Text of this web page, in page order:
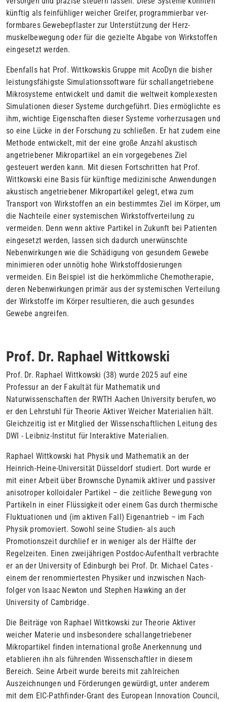
künftig als feinfühliger wei­cher Greifer, program­mierbar ver­
formbares Gewebepflaster zur Un­terstützung der Herz­
muskelbewe­gung oder für die gezielte Abgabe von Wirkstoffen
ein­gesetzt wer­den.
Ebenfalls hat Prof. Wittkowskis Gruppe mit AcoDyn die bisher
leis­tungsfähigste Simulationssoftware für schallangetriebene
Mikrosys­teme entwi­ckelt und damit die weltweit komplexesten
Simulationen dieser Systeme durchge­führt. Dies ermöglichte es
ihm, wichtige Ei­genschaften die­ser Sys­teme vorherzusagen und
so eine Lücke in der Forschung zu schlie­ßen. Er hat zudem eine
Methode entwickelt, mit der eine große An­zahl akustisch
angetriebener Mikropartikel an ein vorgegebe­nes Ziel
gesteuert werden kann. Mit diesen Fortschritten hat Prof.
Wittkowski eine Basis für künftige medizinische Anwen­dungen
akustisch angetriebener Mikropartikel gelegt, etwa zum
Transport von Wirkstoffen an ein bestimmtes Ziel im Körper, um
die Nachteile einer systemischen Wirkstoffverteilung zu
vermeiden. Denn wenn aktive Partikel in Zukunft bei Patienten
eingesetzt wer­den, lassen sich dadurch unerwünschte
Nebenwirkungen wie die Schädigung von gesundem Gewebe
minimieren oder unnötig hohe Wirkstoffdo­sierungen
vermeiden. Ein Beispiel ist die herkömmliche Chemothe­rapie,
deren Nebenwirkungen primär aus der systemischen Verteilung
der Wirkstoffe im Körper resultieren, die auch gesundes
Gewebe angreifen.
Prof. Dr. Raphael Wittkowski
Prof. Dr. Raphael Wittkowski (38) wurde 2025 auf eine
Professur an der Fakultät für Mathematik und
Naturwissenschaften der RWTH Aachen University be­rufen, wo
er den Lehrstuhl für Theorie Aktiver Weicher Materialien hält.
Gleichzeitig ist er Mitglied der Wissen­schaftlichen Leitung des
DWI - Leibniz-Institut für Interaktive Ma­terialien.
Raphael Wittkowski hat Physik und Mathematik an der
Heinrich-Heine-Universität Düsseldorf studiert. Dort wurde er
mit einer Ar­beit über Brownsche Dynamik aktiver und passiver
anisotroper kol­loidaler Partikel – die zeitliche Bewegung von
Partikeln in einer Flüssigkeit oder ei­nem Gas durch thermische
Fluktuationen und (im aktiven Fall) Eigenantrieb – im Fach
Physik promoviert. Sowohl seine Studien- als auch
Promotionszeit durchlief er in weniger als der Hälfte der
Regelzeiten. Einen zwei­jährigen Postdoc-Aufenthalt verbrachte
er an der University of Edinburgh bei Prof. Dr. Michael Cates -
einem der renom­miertesten Physiker und inzwischen Nach­
folger von Isaac Newton und Stephen Hawking an der
University of Cambridge.
Die Beiträge von Raphael Wittkowski zur Theorie Aktiver
weicher Materie und insbesondere schallangetriebener
Mikropartikel finden in­ternational große Anerkennung und
etablieren ihn als führenden Wissenschaftler in diesem
Bereich. Seine Arbeit wurde bereits mit zahlreichen
Auszeichnungen und Förderungen gewürdigt, unter anderem
mit dem EIC-Pathfinder-Grant des European Innovation Council,